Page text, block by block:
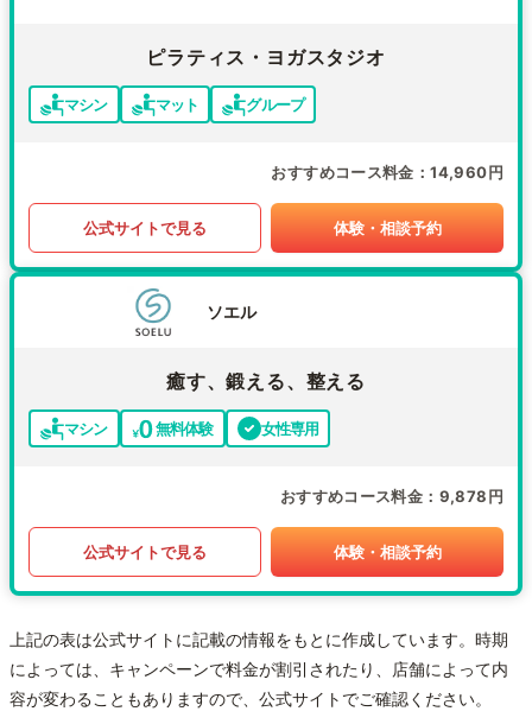
ピラティス・ヨガスタジオ
マシン マット グループ
おすすめコース料金 14,960円
公式サイトで見る 体験・相談予約
ソエル
癒す、鍛える、整える
マシン 無料体験 女性専用
おすすめコース料金 9,878円
公式サイトで見る 体験・相談予約
上記の表は公式サイトに記載の情報をもとに作成しています。時期
によっては、キャンペーンで料金が割引されたり、店舗によって内
容が変わることもありますので、公式サイトでご確認ください。